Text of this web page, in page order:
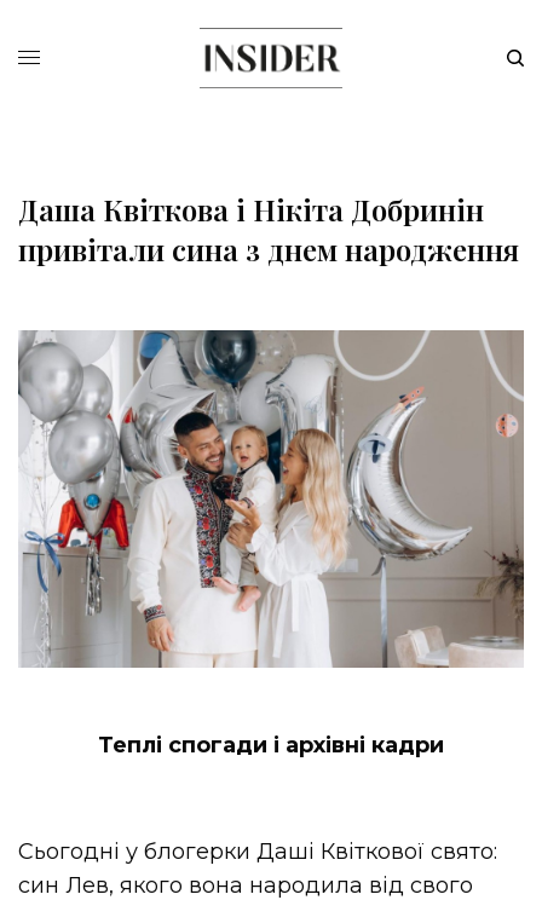
Даша Квіткова і Нікіта Добринін
привітали сина з днем народження
Теплі спогади і архівні кадри
Сьогодні у блогерки Даші Квіткової свято:
син Лев, якого вона народила від свого